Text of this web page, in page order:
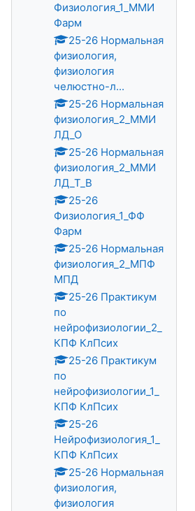
Физиология_1_ММИ
Фарм
25-26 Нормальная
физиология,
физиология
челюстно-л...
25-26 Нормальная
физиология_2_ММИ
ЛД_О
25-26 Нормальная
физиология_2_ММИ
ЛД_Т_В
25-26
Физиология_1_ФФ
Фарм
25-26 Нормальная
физиология_2_МПФ
МПД
25-26 Практикум
по
нейрофизиологии_2_
КПФ КлПсих
25-26 Практикум
по
нейрофизиологии_1_
КПФ КлПсих
25-26
Нейрофизиология_1_
КПФ КлПсих
25-26 Нормальная
физиология,
физиология